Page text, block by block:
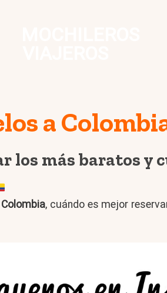
a
los más baratos y
, cuándo es mejor